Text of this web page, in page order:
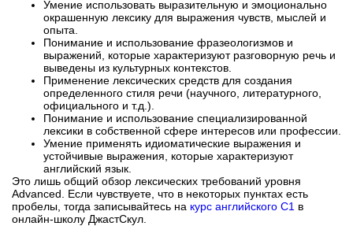
Умение использовать выразительную и эмоционально
окрашенную лексику для выражения чувств, мыслей и
опыта.
Понимание и использование фразеологизмов и
выражений, которые характеризуют разговорную речь и
выведены из культурных контекстов.
Применение лексических средств для создания
определенного стиля речи (научного, литературного,
официального и т.д.).
Понимание и использование специализированной
лексики в собственной сфере интересов или профессии.
Умение применять идиоматические выражения и
устойчивые выражения, которые характеризуют
английский язык.
Это лишь общий обзор лексических требований уровня
Advanced. Если чувствуете, что в некоторых пунктах есть
пробелы, тогда записывайтесь на курс английского C1 в
онлайн-школу ДжастСкул.